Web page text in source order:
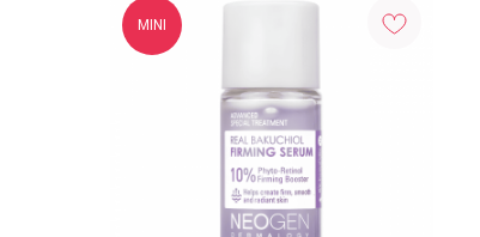
MINI